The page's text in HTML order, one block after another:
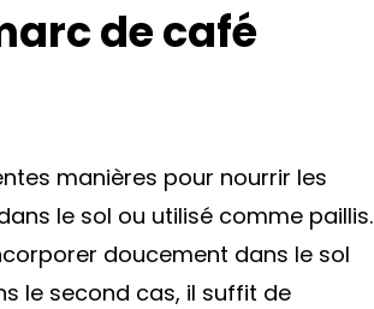
de café
manières pour nourrir les
le sol ou utilisé comme paillis.
doucement dans le sol
le second cas, il suffit de